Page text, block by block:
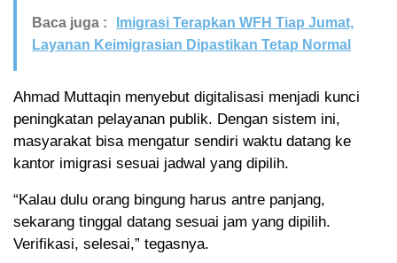
Baca juga :
Imigrasi Terapkan WFH Tiap Jumat,
Layanan Keimigrasian Dipastikan Tetap Normal
Ahmad Muttaqin menyebut digitalisasi menjadi kunci
peningkatan pelayanan publik. Dengan sistem ini,
masyarakat bisa mengatur sendiri waktu datang ke
kantor imigrasi sesuai jadwal yang dipilih.
“Kalau dulu orang bingung harus antre panjang,
sekarang tinggal datang sesuai jam yang dipilih.
Verifikasi, selesai,” tegasnya.